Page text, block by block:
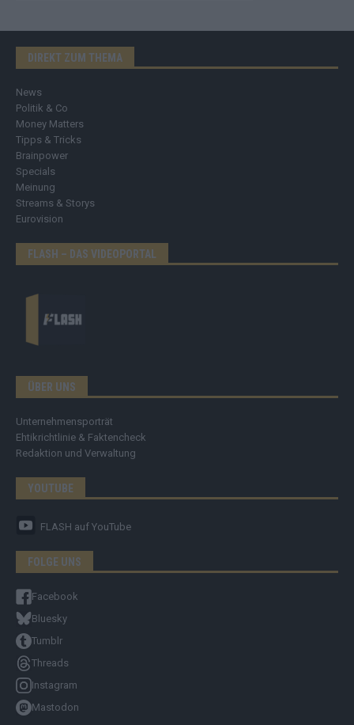
DIREKT ZUM THEMA
News
Politik & Co
Money Matters
Tipps & Tricks
Brainpower
Specials
Meinung
Streams & Storys
Eurovision
FLASH – DAS VIDEOPORTAL
ÜBER UNS
Unternehmensporträt
Ehtikrichtlinie & Faktencheck
Redaktion und Verwaltung
YOUTUBE
FLASH auf YouTube
FOLGE UNS
Facebook
Bluesky
Tumblr
Threads
Instagram
Mastodon